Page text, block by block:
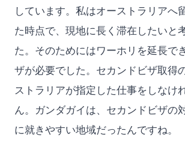
しています。私はオーストラリアへ
た時点で、現地に長く滞在したいと
た。そのためにはワーホリを延長で
ザが必要でした。セカンドビザ取得
ストラリアが指定した仕事をしなけ
ん。ガンダガイは、セカンドビザの
に就きやすい地域だったんですね。